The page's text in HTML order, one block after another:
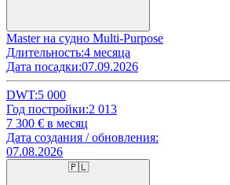
Master на судно Multi-Purpose
Длительность:4 месяца
Дата посадки:07.09.2026
DWT:5 000
Год постройки:2 013
7 300 € в месяц
Дата создания / обновления:
07.08.2026
🇵🇱